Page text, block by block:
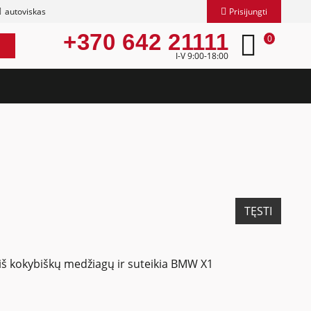
autoviskas Prisijungti
+370 642 21111
I-V 9:00-18:00
0
TĘSTI
medžiagų ir suteikia BMW X1